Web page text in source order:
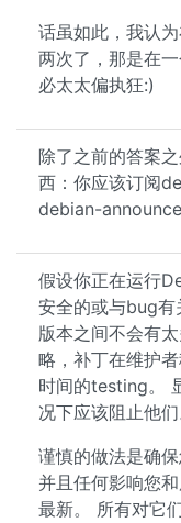
话虽如此，我认
两次了，那是在
必太太偏执狂:)
除了之前的答案
西：你应该订阅
debian-
假设你正在运行
安全的或与bug有
版本之间不会有
略，补丁在维护
时间的testing。
况下应该阻止他们
谨慎的做法是确
并且任何影响您
最新。 所有对它